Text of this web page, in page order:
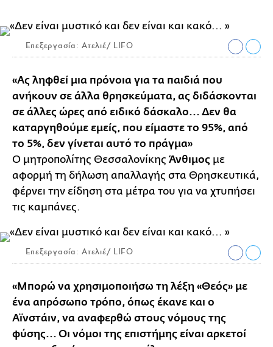
Επεξεργασία: Ατελιέ/ LIFO
«Ας ληφθεί μια πρόνοια για τα παιδιά που
ανήκουν σε άλλα θρησκεύματα, ας διδάσκονται
σε άλλες ώρες από ειδικό δάσκαλο... Δεν θα
καταργηθούμε εμείς, που είμαστε το 95%, από
το 5%, δεν γίνεται αυτό το πράγμα»
Ο μητροπολίτης Θεσσαλονίκης Άνθιμος με
αφορμή τη δήλωση απαλλαγής στα Θρησκευτικά,
φέρνει την είδηση στα μέτρα του για να χτυπήσει
τις καμπάνες.
Επεξεργασία: Ατελιέ/ LIFO
«Μπορώ να χρησιμοποιήσω τη λέξη «Θεός» με
ένα απρόσωπο τρόπο, όπως έκανε και ο
Αϊνστάιν, να αναφερθώ στους νόμους της
φύσης... Οι νόμοι της επιστήμης είναι αρκετοί